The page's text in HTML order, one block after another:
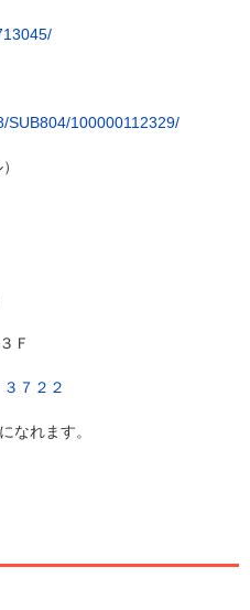
SUB804/100000112329/
Ｆ
７２２
なれます。